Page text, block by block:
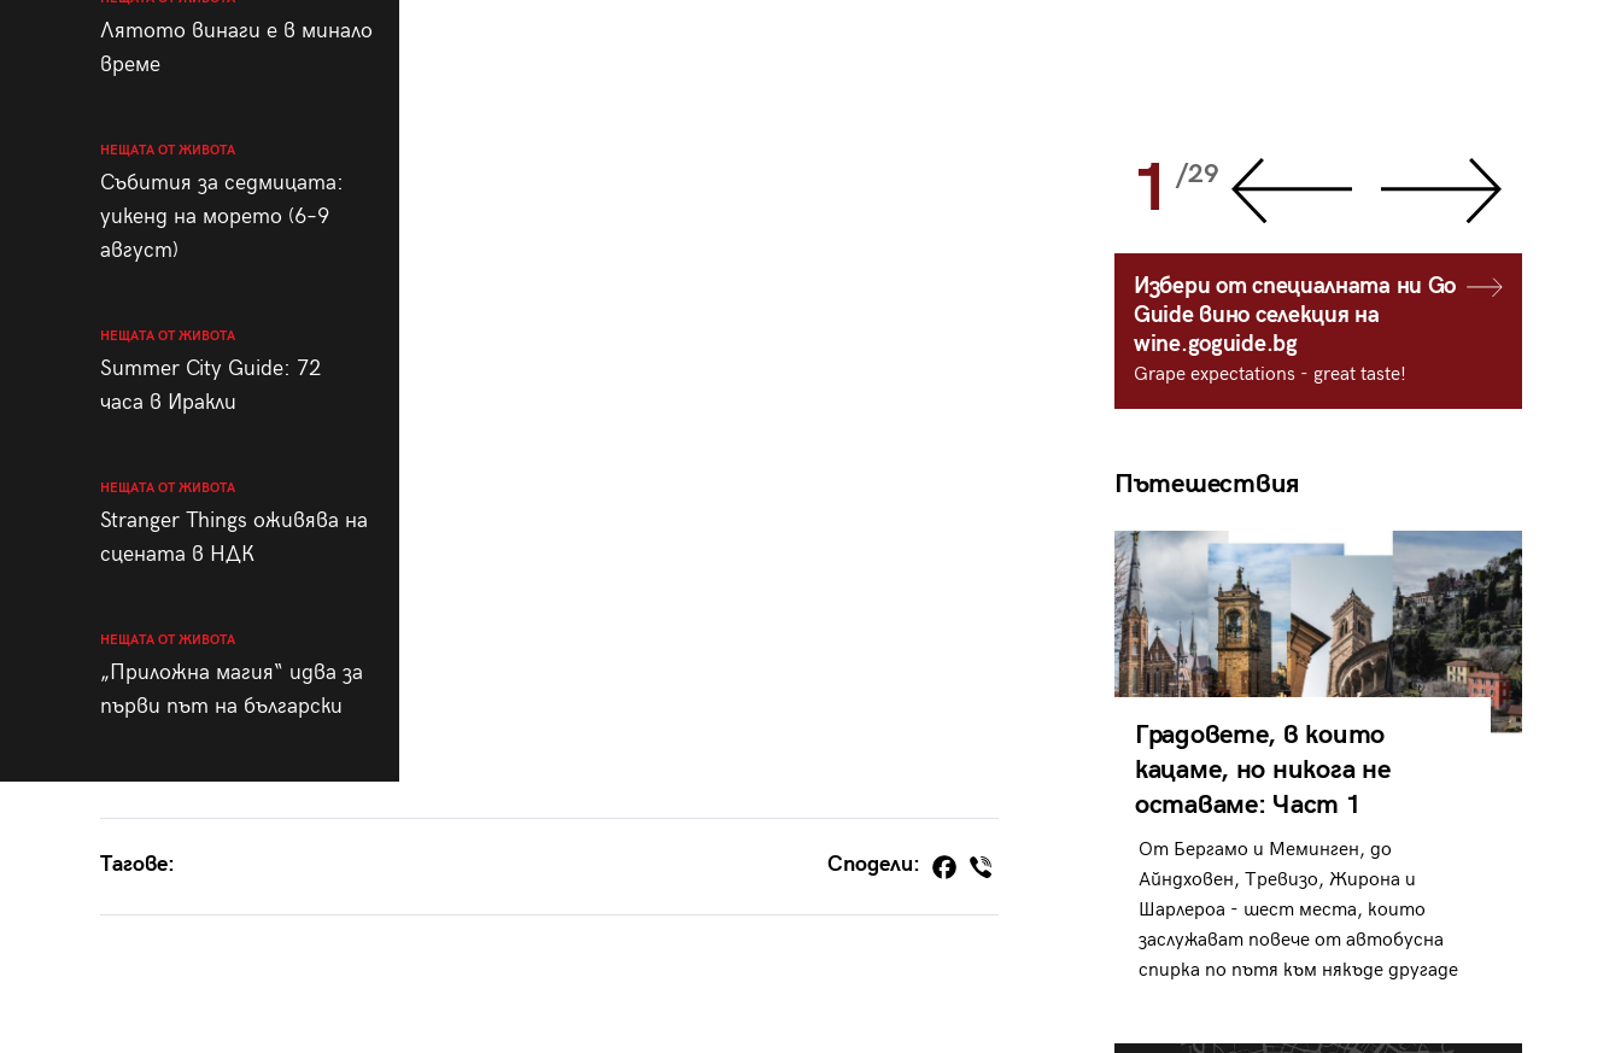
Лятото винаги е в минало
време
НЕЩАТА ОТ ЖИВОТА
Събития за седмицата:
уикенд на морето (6–9
август)
НЕЩАТА ОТ ЖИВОТА
Summer City Guide: 72
часа в Иракли
НЕЩАТА ОТ ЖИВОТА
Stranger Things оживява на
сцената в НДК
НЕЩАТА ОТ ЖИВОТА
„Приложна магия“ идва за
първи път на български
Тагове: Сподели:
28 1 /29
Избери от специалната ни Go
Guide вино селекция на
wine.goguide.bg
Grape expectations - great taste!
Пътешествия
Градовете, в които
кацаме, но никога не
оставаме: Част 1
От Бергамо и Меминген, до
Айндховен, Тревизо, Жирона и
Шарлероа - шест места, които
заслужават повече от автобусна
спирка по пътя към някъде другаде